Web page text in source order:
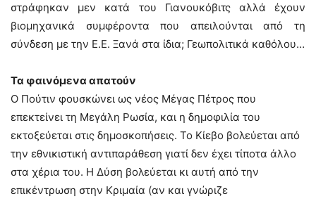
στράφηκαν μεν κατά του Γιανουκόβιτς αλλά έχουν
βιομηχανικά συμφέροντα που απειλούνται από τη
σύνδεση με την Ε.Ε. Ξανά στα ίδια; Γεωπολιτικά καθόλου…
Τα φαινόμενα απατούν
Ο Πούτιν φουσκώνει ως νέος Μέγας Πέτρος που
επεκτείνει τη Μεγάλη Ρωσία, και η δημοφιλία του
εκτοξεύεται στις δημοσκοπήσεις. Το Κίεβο βολεύεται από
την εθνικιστική αντιπαράθεση γιατί δεν έχει τίποτα άλλο
στα χέρια του. Η Δύση βολεύεται κι αυτή από την
επικέντρωση στην Κριμαία (αν και γνώριζε